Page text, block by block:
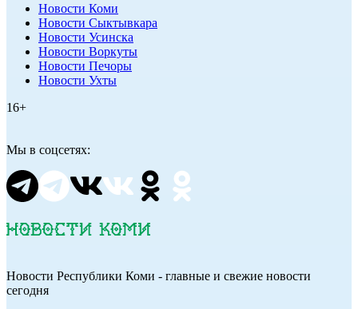
Новости Коми
Новости Сыктывкара
Новости Усинска
Новости Воркуты
Новости Печоры
Новости Ухты
16+
Мы в соцсетях:
Новости Республики Коми - главные и свежие новости
сегодня